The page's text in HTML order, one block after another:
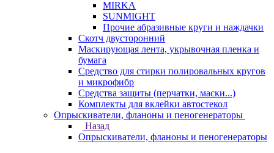
MIRKA
SUNMIGHT
Прочие абразивные круги и наждачки
Скотч двусторонний
Маскирующая лента, укрывочная пленка и
бумага
Средство для стирки полировальных кругов
и микрофибр
Средства защиты (перчатки, маски...)
Комплекты для вклейки автостекол
Опрыскиватели, фланоны и пеногенераторы
Назад
Опрыскиватели, фланоны и пеногенераторы